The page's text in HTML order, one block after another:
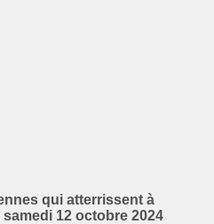
qui atterrissent à
12 octobre 2024